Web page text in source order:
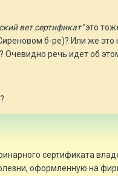
вет сертификат"это
б-ре)? Или же
речь идет об
сертификата
оформленную на